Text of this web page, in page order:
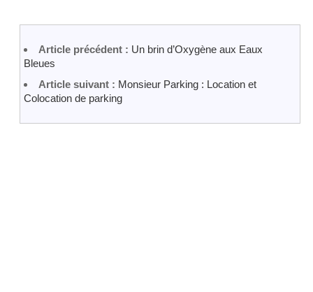
Article précédent : Un brin d’Oxygène aux Eaux
Bleues
Article suivant : Monsieur Parking : Location et
Colocation de parking